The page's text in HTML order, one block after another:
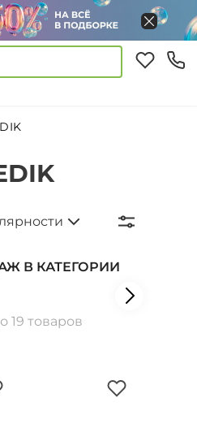
В КАТЕГОРИИ
19 товаров